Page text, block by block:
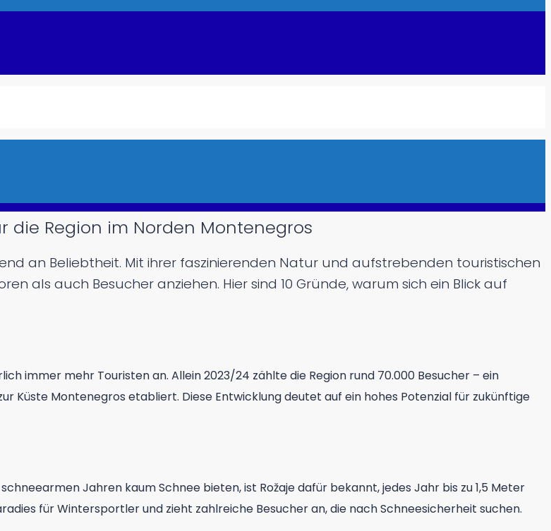
die Region im Norden Montenegros
an Beliebtheit. Mit ihrer faszinierenden Natur und aufstrebenden touristischen
als auch Besucher anziehen. Hier sind 10 Gründe, warum sich ein Blick auf
immer mehr Touristen an. Allein 2023/24 zählte die Region rund 70.000 Besucher – ein
Küste Montenegros etabliert. Diese Entwicklung deutet auf ein hohes Potenzial für zukünftige
Jahren kaum Schnee bieten, ist Rožaje dafür bekannt, jedes Jahr bis zu 1,5 Meter
für Wintersportler und zieht zahlreiche Besucher an, die nach Schneesicherheit suchen.